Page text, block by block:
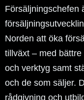
Försäljningschefen
Norden att öka
tillväxt – med
och verktyg samt
och de som säljer.
rådgivning och